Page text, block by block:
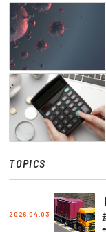
TOPICS
2026.04.03